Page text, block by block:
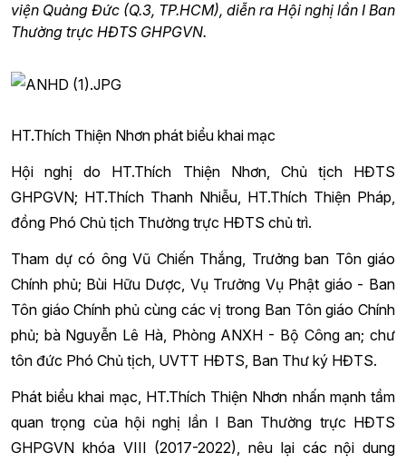
viện Quảng Đức (Q.3, TP.HCM), diễn ra Hội nghị lần I Ban
Thường trực HĐTS GHPGVN.
HT.Thích Thiện Nhơn phát biểu khai mạc
Hội nghị do HT.Thích Thiện Nhơn, Chủ tịch HĐTS
GHPGVN; HT.Thích Thanh Nhiễu, HT.Thích Thiện Pháp,
đồng Phó Chủ tịch Thường trực HĐTS chủ trì.
Tham dự có ông Vũ Chiến Thắng, Trưởng ban Tôn giáo
Chính phủ; Bùi Hữu Dược, Vụ Trưởng Vụ Phật giáo - Ban
Tôn giáo Chính phủ cùng các vị trong Ban Tôn giáo Chính
phủ; bà Nguyễn Lê Hà, Phòng ANXH - Bộ Công an; chư
tôn đức Phó Chủ tịch, UVTT HĐTS, Ban Thư ký HĐTS.
Phát biểu khai mạc, HT.Thích Thiện Nhơn nhấn mạnh tầm
quan trọng của hội nghị lần I Ban Thường trực HĐTS
GHPGVN khóa VIII (2017-2022), nêu lại các nội dung